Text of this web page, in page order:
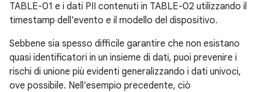
TABLE-01 e i dati PII contenuti in TABLE-02 utilizzando il
timestamp dell'evento e il modello del dispositivo.
Sebbene sia spesso difficile garantire che non esistano
quasi identificatori in un insieme di dati, puoi prevenire i
rischi di unione più evidenti generalizzando i dati univoci,
ove possibile. Nell'esempio precedente, ciò